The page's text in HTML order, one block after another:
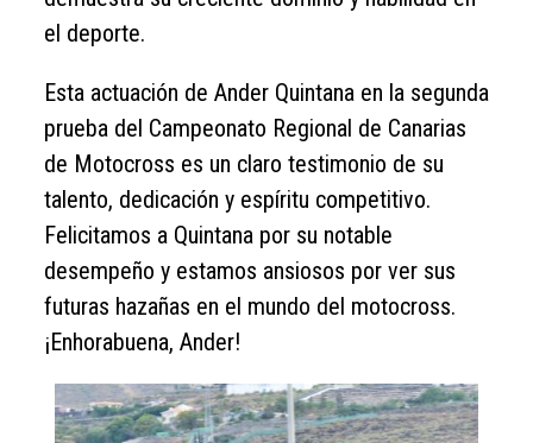
el deporte.
Esta actuación de Ander Quintana en la segunda
prueba del Campeonato Regional de Canarias
de Motocross es un claro testimonio de su
talento, dedicación y espíritu competitivo.
Felicitamos a Quintana por su notable
desempeño y estamos ansiosos por ver sus
futuras hazañas en el mundo del motocross.
¡Enhorabuena, Ander!